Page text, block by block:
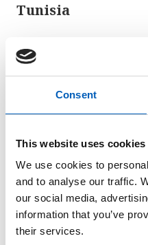
Consent
This website uses cookies
We use cookies to
and to analyse our traffic.
our social media,
information that you’ve
their services.
Tunisia
Se statistikk over
Barnedødelighet
Antall barn som
per tusen fødte